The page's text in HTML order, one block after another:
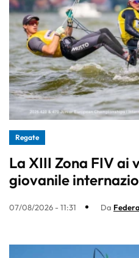
Regate
La XIII Zona FIV ai
giovanile
07/08/2026 - 11:31 Da